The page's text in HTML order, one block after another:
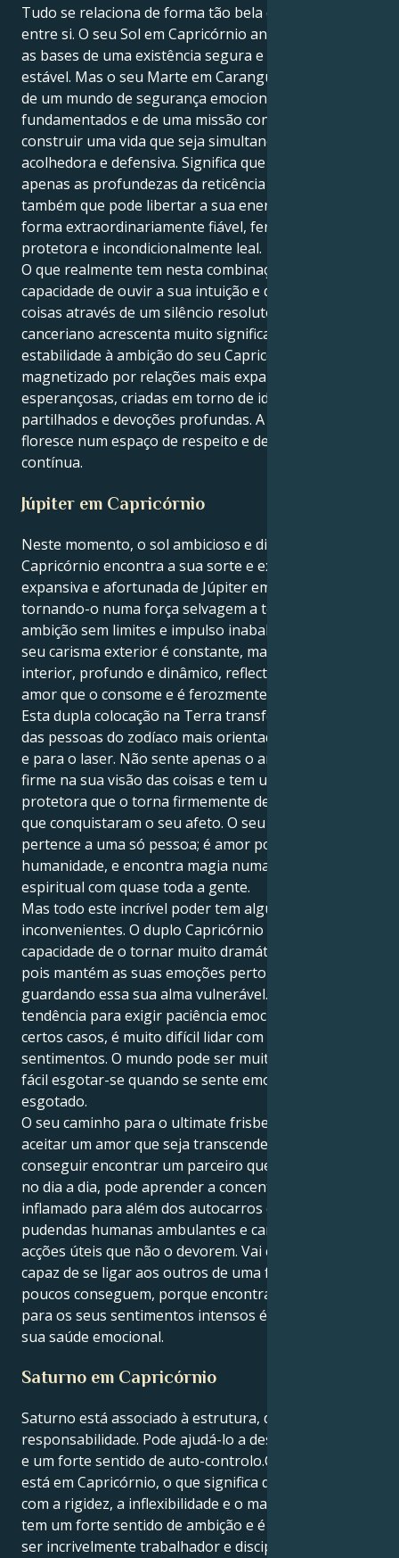
Tudo se relaciona de forma tão bela e interessante
entre si. O seu Sol em Capricórnio anseia por lançar
as bases de uma existência segura e de uma parceria
estável. Mas o seu Marte em Caranguejo aproxima-o
de um mundo de segurança emocional, de desejos
fundamentados e de uma missão contínua para
construir uma vida que seja simultaneamente
acolhedora e defensiva. Significa que não sente
apenas as profundezas da reticência humana, mas
também que pode libertar a sua energia de uma
forma extraordinariamente fiável, ferozmente
protetora e incondicionalmente leal.
O que realmente tem nesta combinação é a
capacidade de ouvir a sua intuição e de realizar
coisas através de um silêncio resoluto. O seu impulso
canceriano acrescenta muito significado e
estabilidade à ambição do seu Capricórnio. É
magnetizado por relações mais expansivas e
esperançosas, criadas em torno de ideais espirituais
partilhados e devoções profundas. A sua energia
floresce num espaço de respeito e descoberta
contínua.
Júpiter em Capricórnio
Neste momento, o sol ambicioso e disciplinado de
Capricórnio encontra a sua sorte e expansão na casa
expansiva e afortunada de Júpiter em Capricórnio,
tornando-o numa força selvagem a ter em conta -
ambição sem limites e impulso inabalável. Por isso, o
seu carisma exterior é constante, mas o seu mundo
interior, profundo e dinâmico, reflecte o mesmo
amor que o consome e é ferozmente leal.
Esta dupla colocação na Terra transforma-o numa
das pessoas do zodíaco mais orientadas para a ação
e para o laser. Não sente apenas o amor; é o amor. É
firme na sua visão das coisas e tem uma veia
protetora que o torna firmemente dedicado àqueles
que conquistaram o seu afeto. O seu amor não
pertence a uma só pessoa; é amor por toda a
humanidade, e encontra magia numa ligação
espiritual com quase toda a gente.
Mas todo este incrível poder tem alguns
inconvenientes. O duplo Capricórnio tem a
capacidade de o tornar muito dramático e defensivo,
pois mantém as suas emoções perto do seu coração,
guardando essa sua alma vulnerável. Pode ter
tendência para exigir paciência emocional e, em
certos casos, é muito difícil lidar com os seus
sentimentos. O mundo pode ser muito grande e é
fácil esgotar-se quando se sente emocionalmente
esgotado.
O seu caminho para o ultimate frisbee consiste em
aceitar um amor que seja transcendente e realista. Se
conseguir encontrar um parceiro que o apoie e guie
no dia a dia, pode aprender a concentrar o seu amor
inflamado para além dos autocarros cheios de
pudendas humanas ambulantes e canalizá-lo para
acções úteis que não o devorem. Vai curar-se e será
capaz de se ligar aos outros de uma forma que
poucos conseguem, porque encontrar uma saída
para os seus sentimentos intensos é crucial para a
sua saúde emocional.
Saturno em Capricórnio
Saturno está associado à estrutura, disciplina e
responsabilidade. Pode ajudá-lo a desenvolver limites
e um forte sentido de auto-controlo.O seu Saturno
está em Capricórnio, o que significa que se debate
com a rigidez, a inflexibilidade e o materialismo. Mas
tem um forte sentido de ambição e é suscetível de
ser incrivelmente trabalhador e disciplinado.